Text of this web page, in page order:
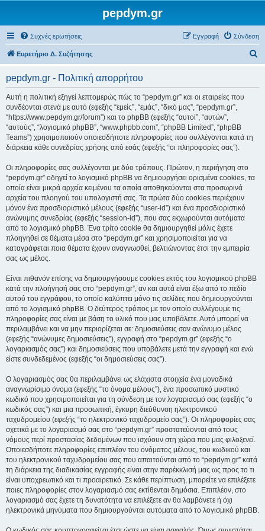
pepdym.gr
Συχνές ερωτήσεις Σύνδεση
Εγγραφή
Ευρετήριο Δ. Συζήτησης
pepdym.gr - Πολιτική απορρήτου
Αυτή η πολιτική εξηγεί λεπτομερώς πώς το “pepdym.gr” και οι εταιρείες που
συνδέονται στενά με αυτό (εφεξής “εμείς”, “εμάς”, “δικό μας”, “pepdym.gr”,
“https://www.pepdym.gr/forum”) και το phpBB (εφεξής “αυτοί”, “αυτών”,
“αυτούς”, “λογισμικό phpBB”, “www.phpbb.com”, “phpBB Limited”, “phpBB
Teams”) χρησιμοποιούν οποιεσδήποτε πληροφορίες που συλλέγονται κατά τη
διάρκεια κάθε συνεδρίας χρήσης από εσάς (εφεξής “οι πληροφορίες σας”).
Οι πληροφορίες σας συλλέγονται με δύο τρόπους. Πρώτον, η περιήγηση στο
“pepdym.gr” οδηγεί το λογισμικό phpBB να δημιουργήσει ορισμένα cookies, τα
οποία είναι μικρά αρχεία κειμένου τα οποία αποθηκεύονται στα προσωρινά
αρχεία του πλοηγού του υπολογιστή σας. Τα πρώτα δύο cookies περιέχουν
μόνον ένα προσδιοριστικό μέλους (εφεξής “user-id”) και ένα προσδιοριστικό
ανώνυμης συνεδρίας (εφεξής “session-id”), που σας εκχωρούνται αυτόματα
από το λογισμικό phpBB. Ένα τρίτο cookie θα δημιουργηθεί μόλις έχετε
πλοηγηθεί σε θέματα μέσα στο “pepdym.gr” και χρησιμοποιείται για να
καταγράφεται ποια θέματα έχουν αναγνωσθεί, βελτιώνοντας έτσι την εμπειρία
σας ως μέλος.
Είναι πιθανόν επίσης να δημιουργήσουμε cookies εκτός του λογισμικού phpBB
κατά την πλοήγησή σας στο “pepdym.gr”, αν και αυτά είναι έξω από το πεδίο
αυτού του εγγράφου, το οποίο καλύπτει μόνο τις σελίδες που δημιουργούνται
από το λογισμικό phpBB. Ο δεύτερος τρόπος με τον οποίο συλλέγουμε τις
πληροφορίες σας είναι με βάση το υλικό που μας υποβάλετε. Αυτό μπορεί να
περιλαμβάνει και να μην περιορίζεται σε: δημοσιεύσεις σαν ανώνυμο μέλος
(εφεξής “ανώνυμες δημοσιεύσεις”), εγγραφή στο “pepdym.gr” (εφεξής “ο
λογαριασμός σας”) και δημοσιεύσεις που υποβάλετε μετά την εγγραφή και ενώ
είστε συνδεδεμένος (εφεξής “οι δημοσιεύσεις σας”).
Ο λογαριασμός σας θα περιλαμβάνει ως ελάχιστα στοιχεία ένα μοναδικά
αναγνωρίσιμο όνομα (εφεξής “το όνομα μέλους”), ένα προσωπικό μυστικό
κωδικό που χρησιμοποιείται για τη σύνδεση με τον λογαριασμό σας (εφεξής “ο
κωδικός σας”) και μια προσωπική, έγκυρη διεύθυνση ηλεκτρονικού
ταχυδρομείου (εφεξής “το ηλεκτρονικό ταχυδρομείο σας”). Οι πληροφορίες σας
σχετικά με το λογαριασμό σας στο “pepdym.gr” προστατεύονται από τους
νόμους περί προστασίας δεδομένων που ισχύουν στη χώρα που μας φιλοξενεί.
Οποιεσδήποτε πληροφορίες επιπλέον του ονόματος μέλους, του κωδικού και
του ηλεκτρονικού ταχυδρομείου σας που απαιτούνται από το “pepdym.gr” κατά
τη διάρκεια της διαδικασίας εγγραφής είναι στην παρέκκλισή μας ως προς το τι
είναι υποχρεωτικό και τι προαιρετικό. Σε κάθε περίπτωση, μπορείτε να επιλέξετε
ποιες πληροφορίες στον λογαριασμό σας εκτίθενται δημόσια. Επιπλέον, στο
λογαριασμό σας έχετε τη δυνατότητα να επιλέξετε αν θα λαμβάνετε ή όχι
ηλεκτρονικά μηνύματα που δημιουργούνται αυτόματα από το λογισμικό phpBB.